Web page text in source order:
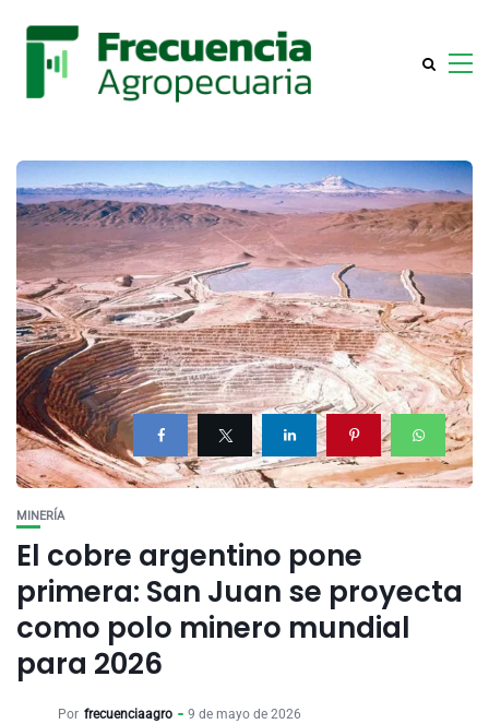
MINERÍA
El cobre argentino pone
primera: San Juan se proyecta
como polo minero mundial
para 2026
Por frecuenciaagro 9 de mayo de 2026